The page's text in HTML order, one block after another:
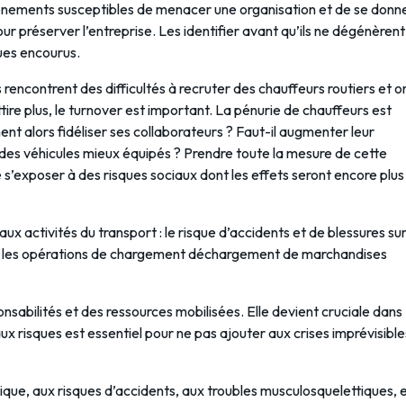
susceptibles de menacer une organisation et de se
préserver l’entreprise. Les identifier avant qu’ils ne dégénèrent
encourus.
des difficultés à recruter des chauffeurs routiers et
plus, le turnover est important. La pénurie de chauffeurs est
alors fidéliser ses collaborateurs ? Faut-il augmenter leur
véhicules mieux équipés ? Prendre toute la mesure de cette
à des risques sociaux dont les effets seront encore plus
activités du transport : le risque d’accidents et de blessures sur
opérations de chargement déchargement de marchandises
et des ressources mobilisées. Elle devient cruciale dans
risques est essentiel pour ne pas ajouter aux crises
aux risques d’accidents, aux troubles musculosquelettiques,